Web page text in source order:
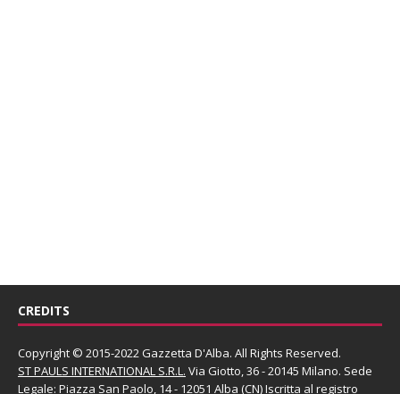
CREDITS
Copyright © 2015-2022 Gazzetta D'Alba. All Rights Reserved.
ST PAULS INTERNATIONAL S.R.L. Via Giotto, 36 - 20145 Milano. Sede
Legale: Piazza San Paolo, 14 - 12051 Alba (CN) Iscritta al registro